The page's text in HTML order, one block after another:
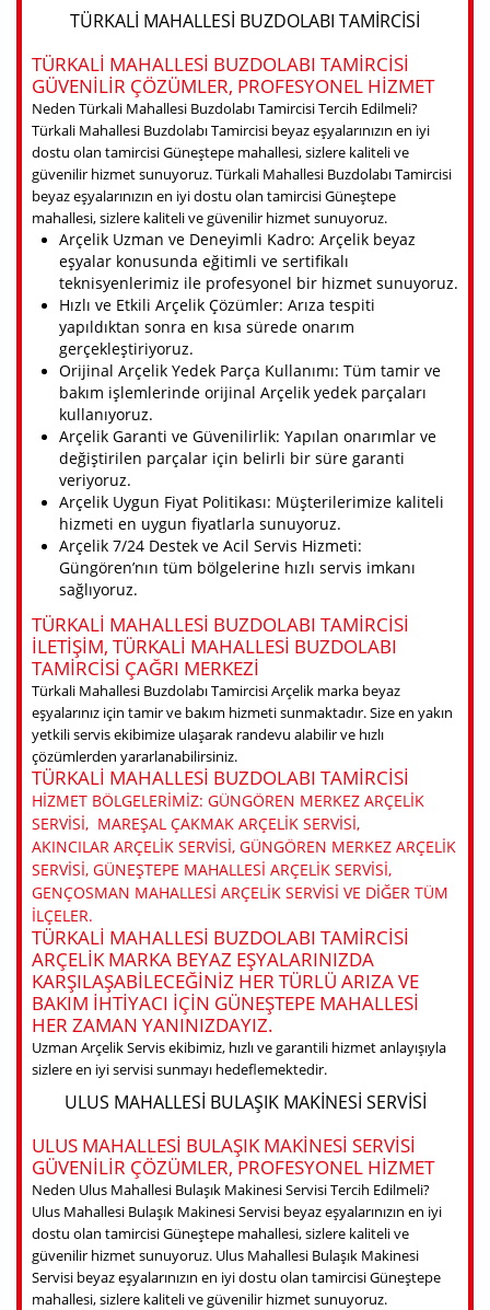
TÜRKALI MAHALLESI BUZDOLABI TAMIRCISI
TÜRKALI MAHALLESI BUZDOLABI TAMIRCISI
GÜVENILIR ÇÖZÜMLER, PROFESYONEL HIZMET
Neden Türkali Mahallesi Buzdolabı Tamircisi Tercih Edilmeli?
Türkali Mahallesi Buzdolabı Tamircisi beyaz eşyalarınızın en iyi
dostu olan tamircisi Güneştepe mahallesi, sizlere kaliteli ve
güvenilir hizmet sunuyoruz. Türkali Mahallesi Buzdolabı Tamircisi
beyaz eşyalarınızın en iyi dostu olan tamircisi Güneştepe
mahallesi, sizlere kaliteli ve güvenilir hizmet sunuyoruz.
Arçelik Uzman ve Deneyimli Kadro: Arçelik beyaz
eşyalar konusunda eğitimli ve sertifikalı
teknisyenlerimiz ile profesyonel bir hizmet sunuyoruz.
Hızlı ve Etkili Arçelik Çözümler: Arıza tespiti
yapıldıktan sonra en kısa sürede onarım
gerçekleştiriyoruz.
Orijinal Arçelik Yedek Parça Kullanımı: Tüm tamir ve
bakım işlemlerinde orijinal Arçelik yedek parçaları
kullanıyoruz.
Arçelik Garanti ve Güvenilirlik: Yapılan onarımlar ve
değiştirilen parçalar için belirli bir süre garanti
veriyoruz.
Arçelik Uygun Fiyat Politikası: Müşterilerimize kaliteli
hizmeti en uygun fiyatlarla sunuyoruz.
Arçelik 7/24 Destek ve Acil Servis Hizmeti:
Güngören’nın tüm bölgelerine hızlı servis imkanı
sağlıyoruz.
TÜRKALI MAHALLESI BUZDOLABI TAMIRCISI
ILETIŞIM, TÜRKALI MAHALLESI BUZDOLABI
TAMIRCISI ÇAĞRI MERKEZI
Türkali Mahallesi Buzdolabı Tamircisi Arçelik marka beyaz
eşyalarınız için tamir ve bakım hizmeti sunmaktadır. Size en yakın
yetkili servis ekibimize ulaşarak randevu alabilir ve hızlı
çözümlerden yararlanabilirsiniz.
TÜRKALI MAHALLESI BUZDOLABI TAMIRCISI
HIZMET BÖLGELERIMIZ: GÜNGÖREN MERKEZ ARÇELIK
SERVISI, MAREŞAL ÇAKMAK ARÇELIK SERVISI,
AKINCILAR ARÇELIK SERVISI, GÜNGÖREN MERKEZ ARÇELIK
SERVISI, GÜNEŞTEPE MAHALLESI ARÇELIK SERVISI,
GENÇOSMAN MAHALLESI ARÇELIK SERVISI VE DIĞER TÜM
ILÇELER.
TÜRKALI MAHALLESI BUZDOLABI TAMIRCISI
ARÇELIK MARKA BEYAZ EŞYALARINIZDA
KARŞILAŞABILECEĞINIZ HER TÜRLÜ ARIZA VE
BAKIM IHTIYACI IÇIN GÜNEŞTEPE MAHALLESI
HER ZAMAN YANINIZDAYIZ.
Uzman Arçelik Servis ekibimiz, hızlı ve garantili hizmet anlayışıyla
sizlere en iyi servisi sunmayı hedeflemektedir.
ULUS MAHALLESI BULAŞIK MAKINESI SERVISI
ULUS MAHALLESI BULAŞIK MAKINESI SERVISI
GÜVENILIR ÇÖZÜMLER, PROFESYONEL HIZMET
Neden Ulus Mahallesi Bulaşık Makinesi Servisi Tercih Edilmeli?
Ulus Mahallesi Bulaşık Makinesi Servisi beyaz eşyalarınızın en iyi
dostu olan tamircisi Güneştepe mahallesi, sizlere kaliteli ve
güvenilir hizmet sunuyoruz. Ulus Mahallesi Bulaşık Makinesi
Servisi beyaz eşyalarınızın en iyi dostu olan tamircisi Güneştepe
mahallesi, sizlere kaliteli ve güvenilir hizmet sunuyoruz.